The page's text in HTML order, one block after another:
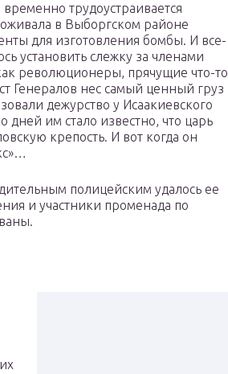
трудоустраивается
в Выборгском районе
для изготовления бомбы. И все-
установить слежку за членами
революционеры, прячущие что-то
Генералов нес самый ценный груз
дежурство у Исаакиевского
дней им стало известно, что царь
крепость. И вот когда он
полицейским удалось ее
и участники променада по